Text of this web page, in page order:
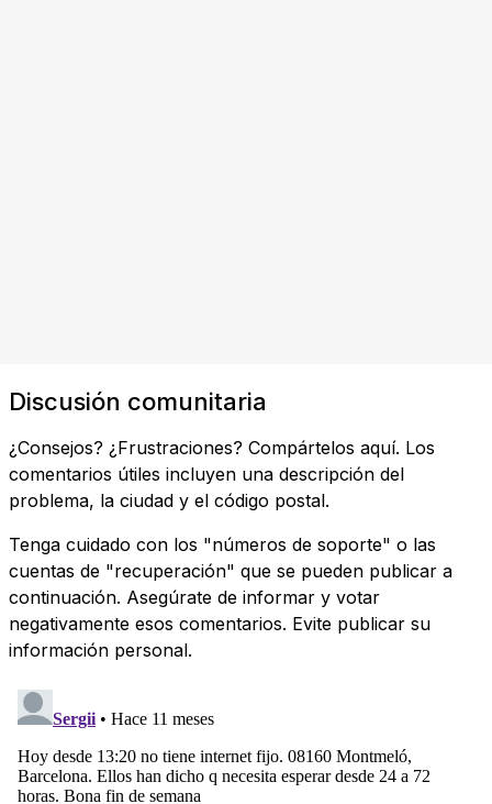
Discusión comunitaria
¿Consejos? ¿Frustraciones? Compártelos aquí. Los
comentarios útiles incluyen una descripción del
problema, la ciudad y el código postal.
Tenga cuidado con los "números de soporte" o las
cuentas de "recuperación" que se pueden publicar a
continuación. Asegúrate de informar y votar
negativamente esos comentarios. Evite publicar su
información personal.